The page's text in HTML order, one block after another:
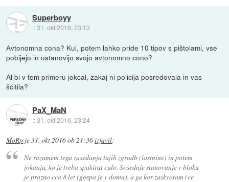
Superboyy
::31. okt 2016, 23:13
Avtonomna cona? Kul, potem lahko pride 10 tipov s pištolami, vse
pobijejo in ustanovijo svojo avtonomno cono?
Al bi v tem primeru jokcal, zakaj ni policija posredovala in vas
ščitila?
PaX_MaN
::31. okt 2016, 23:24
MoRp je31. okt 2016 ob 21:36izjavil:
Ne razumem tega zasedanja tujih zgradb (lastnine) in potem
jokanja, ko je treba spakirat culo. Sosednje stanovanje v bloku
je prazno cca 8 let (gospa je v domu), a ga kar zaskvotam (ce